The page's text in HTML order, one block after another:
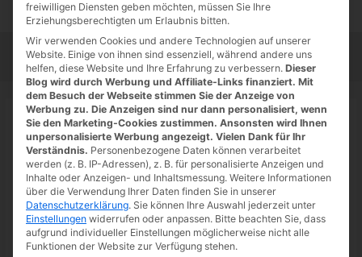
Startseite Tipps Tutorials Tests
Startseite»Archiv für DocBrown
DocBrown
Digitalisierungsfan und Serien-Geek -
liebt alles, was mit Zeitreisen zu tun
hat. Trekkie und Minimalist.
freiwilligen Diensten geben möchten, müssen Sie Ihre
Erziehungsberechtigten um Erlaubnis bitten.
Wir verwenden Cookies und andere Technologien auf unserer
Website. Einige von ihnen sind essenziell, während andere uns
helfen, diese Website und Ihre Erfahrung zu verbessern. Dieser
Blog wird durch Werbung und Affiliate-Links finanziert. Mit
dem Besuch der Webseite stimmen Sie der Anzeige von
Werbung zu. Die Anzeigen sind nur dann personalisiert, wenn
Sie den Marketing-Cookies zustimmen. Ansonsten wird Ihnen
unpersonalisierte Werbung angezeigt. Vielen Dank für Ihr
Verständnis. Personenbezogene Daten können verarbeitet
werden (z. B. IP-Adressen), z. B. für personalisierte Anzeigen und
Inhalte oder Anzeigen- und Inhaltsmessung. Weitere Informationen
über die Verwendung Ihrer Daten finden Sie in unserer
Datenschutzerklärung. Sie können Ihre Auswahl jederzeit unter
Einstellungen widerrufen oder anpassen. Bitte beachten Sie, dass
aufgrund individueller Einstellungen möglicherweise nicht alle
Funktionen der Website zur Verfügung stehen.